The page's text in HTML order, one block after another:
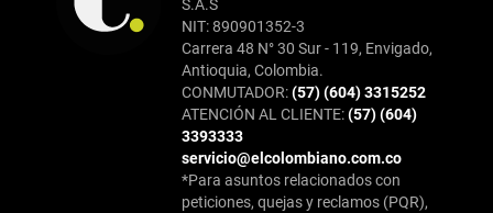
S.A.S
NIT: 890901352-3
Carrera 48 N° 30 Sur - 119, Envigado,
Antioquia, Colombia.
CONMUTADOR:(57) (604) 3315252
ATENCIÓN AL CLIENTE:(57) (604)
3393333
servicio@elcolombiano.com.co
*Para asuntos relacionados con
peticiones, quejas y reclamos (PQR),